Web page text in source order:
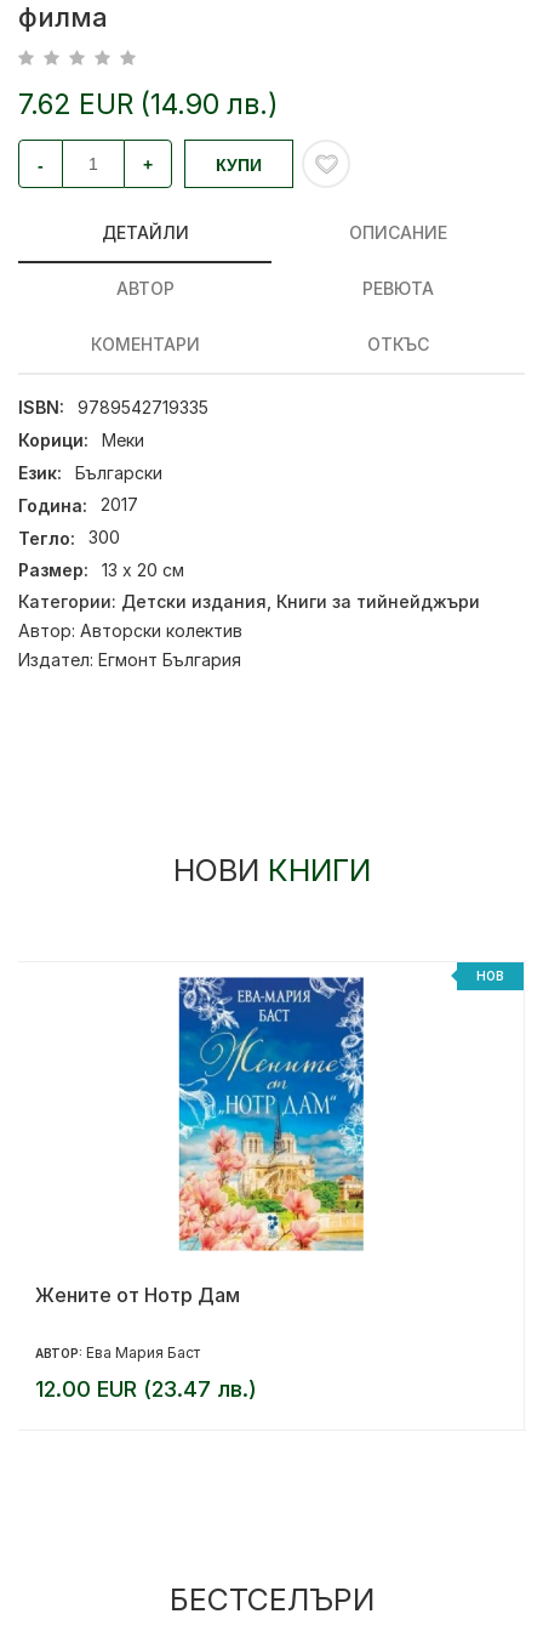
филма
7.62 EUR (14.90 лв.)
- + КУПИ
ДЕТАЙЛИ ОПИСАНИЕ
АВТОР РЕВЮТА
КОМЕНТАРИ ОТКЪС
ISBN:
9789542719335
Корици:
Меки
Език:
Български
Година:
2017
Тегло:
300
Размер:
13 х 20 см
Категории: Детски издания Книги за тийнейджъри
Автор: Авторски колектив
Издател: Егмонт България
НОВИ КНИГИ
НОВ
Жените от Нотр Дам
АВТОР: Ева Мария Баст
12.00 EUR (23.47 лв.)
БЕСТСЕЛЪРИ